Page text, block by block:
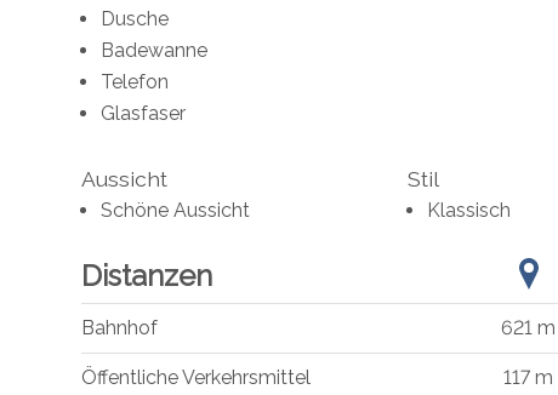
Dusche
Badewanne
Telefon
Glasfaser
Aussicht
Schöne Aussicht
Stil
Klassisch
Distanzen
Bahnhof 621 m
Öffentliche Verkehrsmittel 117 m